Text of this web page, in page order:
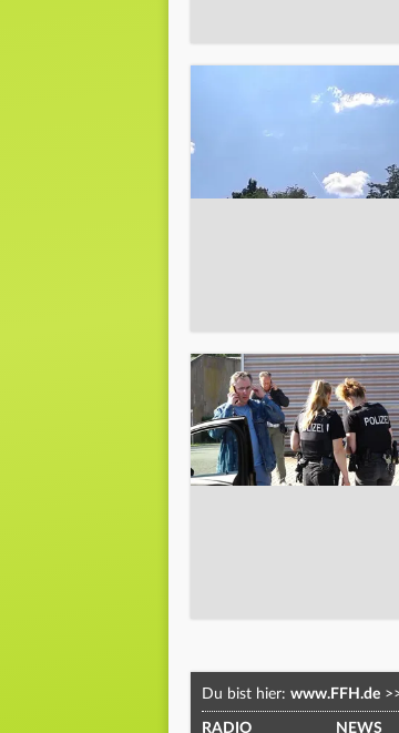
Du bist hier: www.FFH.de
RADIO NEWS